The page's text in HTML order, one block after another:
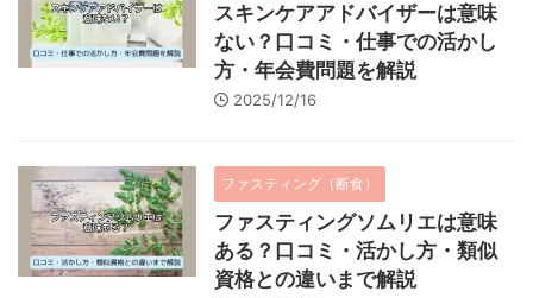
スキンケアアドバイザーは意味
ない？口コミ・仕事での活かし
方・年会費問題を解説
2025/12/16
ファスティング（断食）
ファスティングソムリエは意味
ある？口コミ・活かし方・類似
資格との違いまで解説